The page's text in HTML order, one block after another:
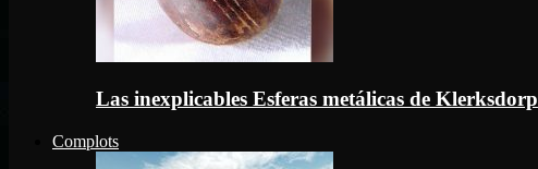
Las inexplicables Esferas metálicas de Klerksdorp
Complots